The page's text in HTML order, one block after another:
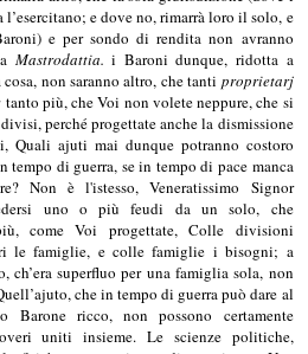
e dove no, rimarrà loro il solo, e
e per sondo di rendita non avranno
Mastrodattia. i Baroni dunque, ridotta a
non saranno altro, che tanti proprietarj
tanto più, che Voi non volete neppure, che si
perché progettate anche la dismissione
Quali ajuti mai dunque potranno costoro
tempo di guerra, se in tempo di pace manca
Non è l'istesso, Veneratissimo Signor
uno o più feudi da un solo, che
come Voi progettate, Colle divisioni
le famiglie, e colle famiglie i bisogni; a
ch’era superfluo per una famiglia sola, non
che in tempo di guerra può dare al
Barone ricco, non possono certamente
uniti insieme. Le scienze politiche,